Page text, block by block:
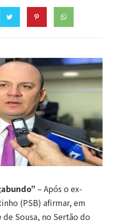
– Após o ex-
(PSB) afirmar, em
Sousa, no Sertão do